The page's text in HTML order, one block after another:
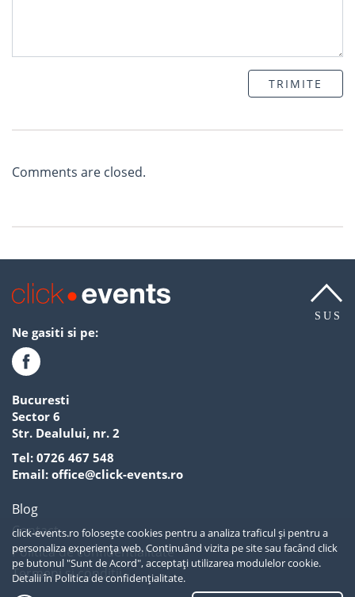
click-events.ro folosește cookies pentru a analiza traficul și pentru a
personaliza experiența web. Continuând vizita pe site sau facând click
pe butonul "Sunt de Acord", acceptați utilizarea modulelor cookie.
Detalii în Politica de confidențialitate.
TRIMITE
Comments are closed.
SUS
Ne gasiti si pe:
Bucuresti
Sector 6
Str. Dealului, nr. 2
Tel: 0726 467 548
Email: office@click-events.ro
Blog
Contact
Politica de confidentialitate
Termeni si conditii